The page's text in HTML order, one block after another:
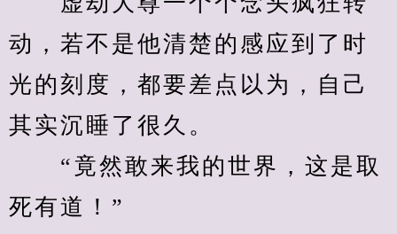
动，若不是他清楚的感应到了时
光的刻度，都要差点以为，自己
其实沉睡了很久。
“竟然敢来我的世界，这是取
死有道！”